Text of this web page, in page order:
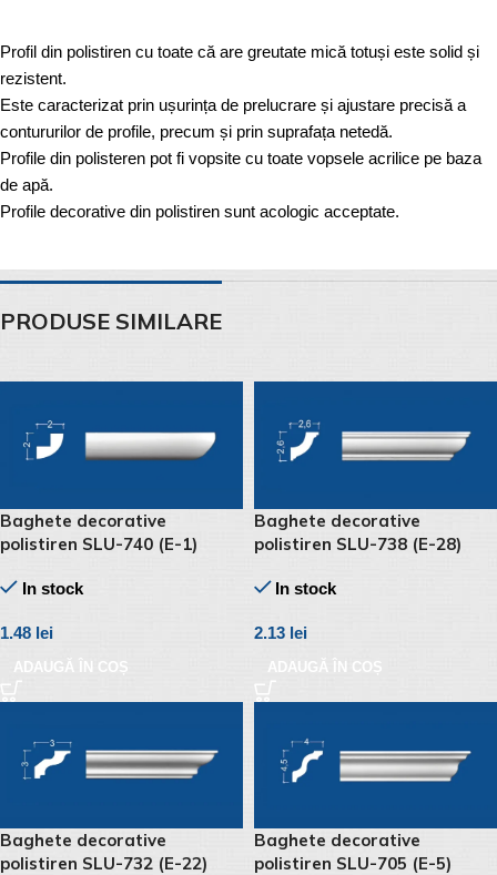
Profil din polistiren cu toate că are greutate mică totuși este solid și
rezistent.
Este caracterizat prin ușurința de prelucrare și ajustare precisă a
contururilor de profile, precum și prin suprafața netedă.
Profile din polisteren pot fi vopsite cu toate vopsele acrilice pe baza
de apă.
Profile decorative din polistiren sunt acologic acceptate.
PRODUSE SIMILARE
Baghete decorative
polistiren SLU-740 (E-1)
In stock
1.48 lei
ADAUGĂ ÎN COȘ
Baghete decorative
polistiren SLU-738 (E-28)
In stock
2.13 lei
ADAUGĂ ÎN COȘ
Baghete decorative
polistiren SLU-732 (E-22)
Baghete decorative
polistiren SLU-705 (E-5)